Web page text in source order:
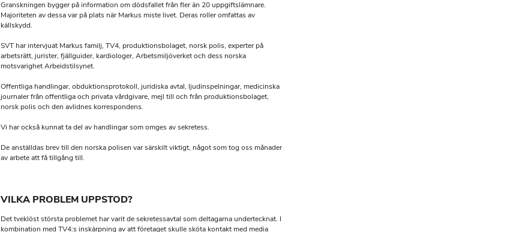
Granskningen bygger på information om dödsfallet från fler än 20 uppgiftslämnare.
Majoriteten av dessa var på plats när Markus miste livet. Deras roller omfattas av
källskydd.
SVT har intervjuat Markus familj, TV4, produktionsbolaget, norsk polis, experter på
arbetsrätt, jurister, fjällguider, kardiologer, Arbetsmiljöverket och dess norska
motsvarighet Arbeidstilsynet.
Offentliga handlingar, obduktionsprotokoll, juridiska avtal, ljudinspelningar, medicinska
journaler från offentliga och privata vårdgivare, mejl till och från produktionsbolaget,
norsk polis och den avlidnes korrespondens.
Vi har också kunnat ta del av handlingar som omges av sekretess.
De anställdas brev till den norska polisen var särskilt viktigt, något som tog oss månader
av arbete att få tillgång till.
VILKA PROBLEM UPPSTOD?
Det tveklöst största problemet har varit de sekretessavtal som deltagarna undertecknat. I
kombination med TV4:s inskärpning av att företaget skulle sköta kontakt med media